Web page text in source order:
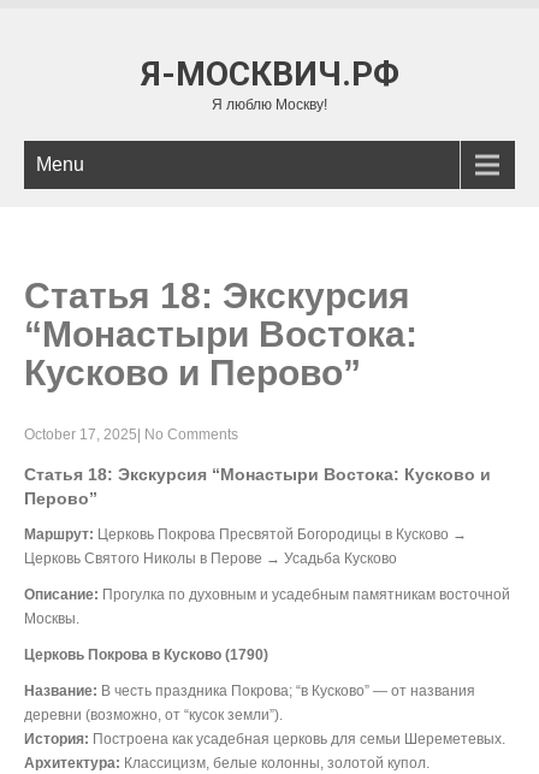
Я-МОСКВИЧ.РФ
Я люблю Москву!
Menu
Статья 18: Экскурсия
“Монастыри Востока:
Кусково и Перово”
October 17, 2025 No Comments
Статья 18: Экскурсия “Монастыри Востока: Кусково и
Перово”
Маршрут: Церковь Покрова Пресвятой Богородицы в Кусково →
Церковь Святого Николы в Перове → Усадьба Кусково
Описание: Прогулка по духовным и усадебным памятникам восточной
Москвы.
Церковь Покрова в Кусково (1790)
Название: В честь праздника Покрова; “в Кусково” — от названия
деревни (возможно, от “кусок земли”).
История: Построена как усадебная церковь для семьи Шереметевых.
Архитектура: Классицизм, белые колонны, золотой купол.